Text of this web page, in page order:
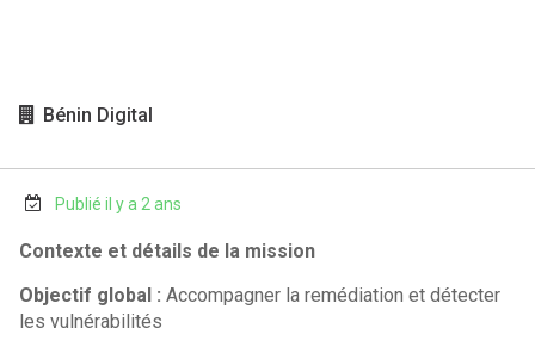
Bénin Digital
Publié il y a 2 ans
Contexte et détails de la mission
Objectif global : Accompagner la remédiation et détecter
les vulnérabilités